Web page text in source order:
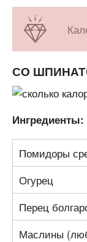
СО
Ингредиенты:
Помидоры
Огурец
Перец
Маслины